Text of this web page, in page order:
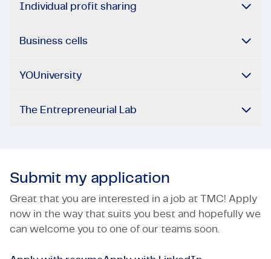
Individual profit sharing
Business cells
YOUniversity
The Entrepreneurial Lab
Submit my application
Great that you are interested in a job at TMC! Apply
now in the way that suits you best and hopefully we
can welcome you to one of our teams soon.